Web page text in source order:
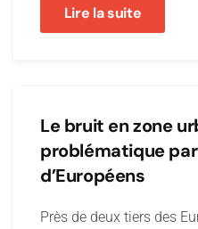
Lire la suite
Le bruit en zone
problématique
d’Européens
Près de deux tiers des